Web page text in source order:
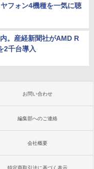
フォン4機種を一気に聴
。産経新聞社がAMD R
2千台導入
お問い合わせ
編集部へのご連絡
会社概要